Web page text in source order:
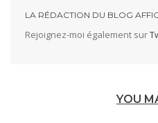
LA RÉDACTION DU BLOG
Rejoignez-moi également sur
YOU